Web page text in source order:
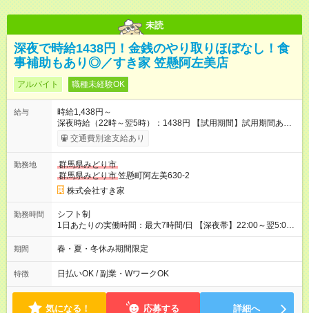
未読
深夜で時給1438円！金銭のやり取りほぼなし！食
事補助もあり◎／すき家 笠懸阿左美店
アルバイト 職種未経験OK
給与
時給1,438円～
深夜時給（22時～翌5時）：1438円 【試用期間】試用期間あり
試用期間の長さ：1ヶ月 雇用形態、給与は本採用時と同じです。
試用期間の実態は30日（※条件変更なし）ですが、切り上げで
同時給）
交通費別途支給あり
勤務地
群馬県みどり市
群馬県みどり市笠懸町阿左美630-2
株式会社すき家
勤務時間
シフト制
1日あたりの実働時間：最大7時間/日 【深夜帯】22:00～翌5:00
週2日～・1日2h～OK◎ ※22:00から翌5:00までは18歳以上の方
のみ勤務可能です（18歳未満の深夜業務禁止のため） ★深夜で
す。 必ず、2名以上での勤務を行いますので、安心して働けま
す。
期間 春・夏・冬休み期間限定
特徴 日払いOK / 副業・WワークOK
気になる！ 応募する 詳細へ